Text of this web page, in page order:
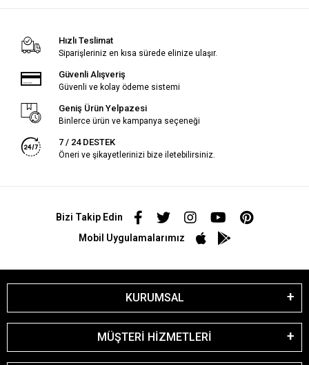
Hızlı Teslimat
Siparişleriniz en kısa sürede elinize ulaşır.
Güvenli Alışveriş
Güvenli ve kolay ödeme sistemi
Geniş Ürün Yelpazesi
Binlerce ürün ve kampanya seçeneği
7 / 24 DESTEK
Öneri ve şikayetlerinizi bize iletebilirsiniz.
Bizi Takip Edin
Mobil Uygulamalarımız
KURUMSAL
MÜŞTERİ HİZMETLERİ